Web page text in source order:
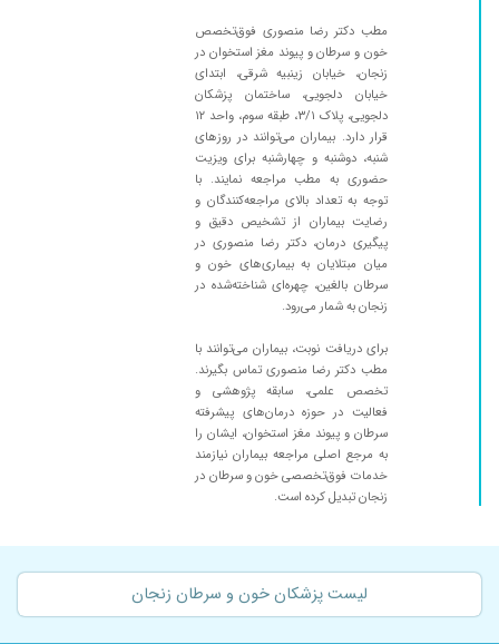
مطب دکتر رضا منصوری فوق‌تخصص
خون و سرطان و پیوند مغز استخوان در
زنجان، خیابان زینبیه شرقی، ابتدای
خیابان دلجویی، ساختمان پزشکان
دلجویی، پلاک ۳/۱، طبقه سوم، واحد ۱۲
قرار دارد. بیماران می‌توانند در روزهای
شنبه، دوشنبه و چهارشنبه برای ویزیت
حضوری به مطب مراجعه نمایند. با
توجه به تعداد بالای مراجعه‌کنندگان و
رضایت بیماران از تشخیص دقیق و
پیگیری درمان، دکتر رضا منصوری در
میان مبتلایان به بیماری‌های خون و
سرطان بالغین، چهره‌ای شناخته‌شده در
زنجان به شمار می‌رود.
برای دریافت نوبت، بیماران می‌توانند با
مطب دکتر رضا منصوری تماس بگیرند.
تخصص علمی، سابقه پژوهشی و
فعالیت در حوزه درمان‌های پیشرفته
سرطان و پیوند مغز استخوان، ایشان را
به مرجع اصلی مراجعه بیماران نیازمند
خدمات فوق‌تخصصی خون و سرطان در
زنجان تبدیل کرده است.
لیست پزشکان خون و سرطان زنجان